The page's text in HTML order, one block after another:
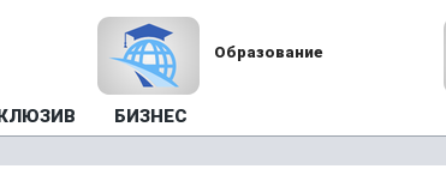
Образование
БИЗНЕС